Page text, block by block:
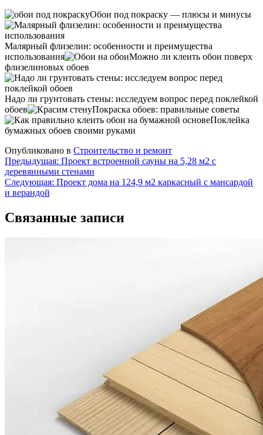
Обои под покраску — плюсы и минусы
Малярный флизелин: особенности и преимущества
использования
Можно ли клеить обои поверх
флизелиновых обоев
Надо ли грунтовать стены: исследуем вопрос перед поклейкой
обоев
Покраска обоев: правильные советы
Поклейка
бумажных обоев своими руками
Опубликовано в Строительство и ремонт
Навигация
по
записям
Предыдущая: Проект встроенной сауны на 5,28 м2 с
деревянными стенами
Следующая: Проект дома на 124,9 м2 каркасный с мансардой
и верандой
Связанные записи